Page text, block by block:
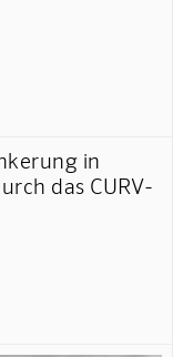
in
das CURV-